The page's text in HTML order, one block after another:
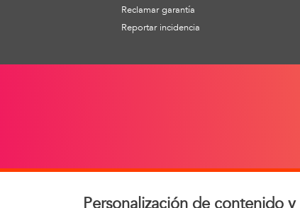
Reclamar garantía
Reportar incidencia
Personalización de contenido